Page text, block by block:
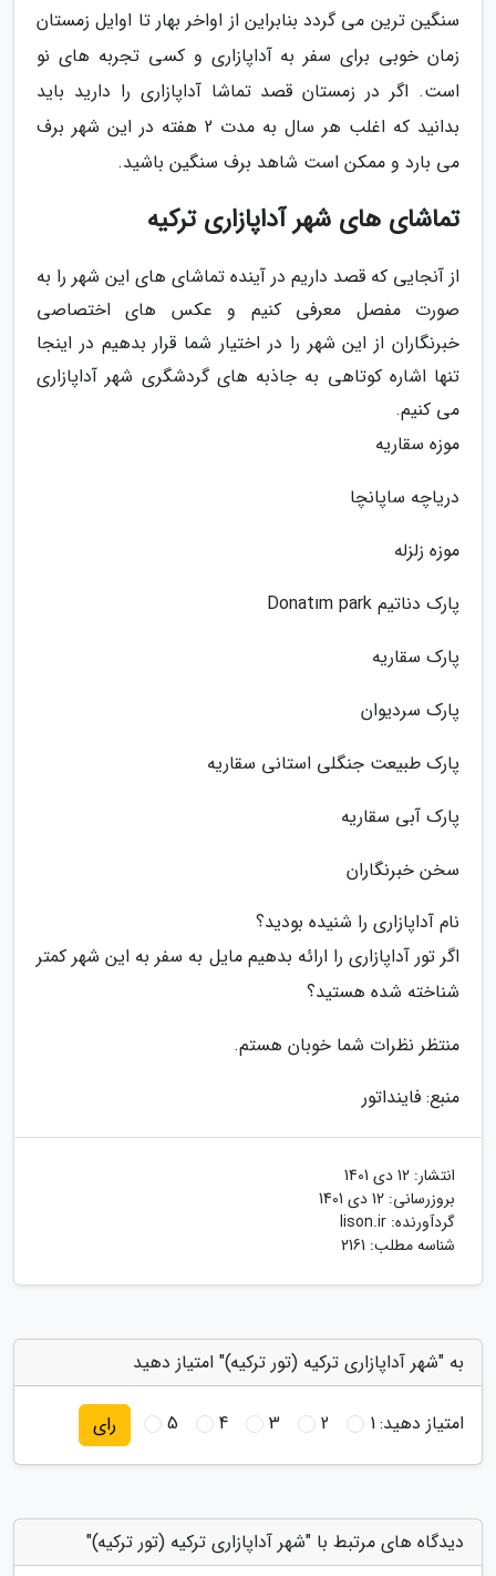
سنگین ترین می گردد بنابراین از اواخر بهار تا اوایل زمستان
زمان خوبی برای سفر به آداپازاری و کسی تجربه های نو
است. اگر در زمستان قصد تماشا آداپازاری را دارید باید
بدانید که اغلب هر سال به مدت 2 هفته در این شهر برف
می بارد و ممکن است شاهد برف سنگین باشید.
تماشای های شهر آداپازاری ترکیه
از آنجایی که قصد داریم در آینده تماشای های این شهر را به
صورت مفصل معرفی کنیم و عکس های اختصاصی
خبرنگاران از این شهر را در اختیار شما قرار بدهیم در اینجا
تنها اشاره کوتاهی به جاذبه های گردشگری شهر آداپازاری
می کنیم.
موزه سقاریه
دریاچه ساپانچا
موزه زلزله
پارک دناتیم Donatım park
پارک سقاریه
پارک سردیوان
پارک طبیعت جنگلی استانی سقاریه
پارک آبی سقاریه
سخن خبرنگاران
نام آداپازاری را شنیده بودید؟
اگر تور آداپازاری را ارائه بدهیم مایل به سفر به این شهر کمتر
شناخته شده هستید؟
منتظر نظرات شما خوبان هستم.
منبع: فاینداتور
انتشار: 12 دی 1401
بروزرسانی: 12 دی 1401
گردآورنده: lison.ir
شناسه مطلب: 2161
به "شهر آداپازاری ترکیه (تور ترکیه)" امتیاز دهید
امتیاز دهید:1
2
3
4
5 رای
دیدگاه های مرتبط با "شهر آداپازاری ترکیه (تور ترکیه)"